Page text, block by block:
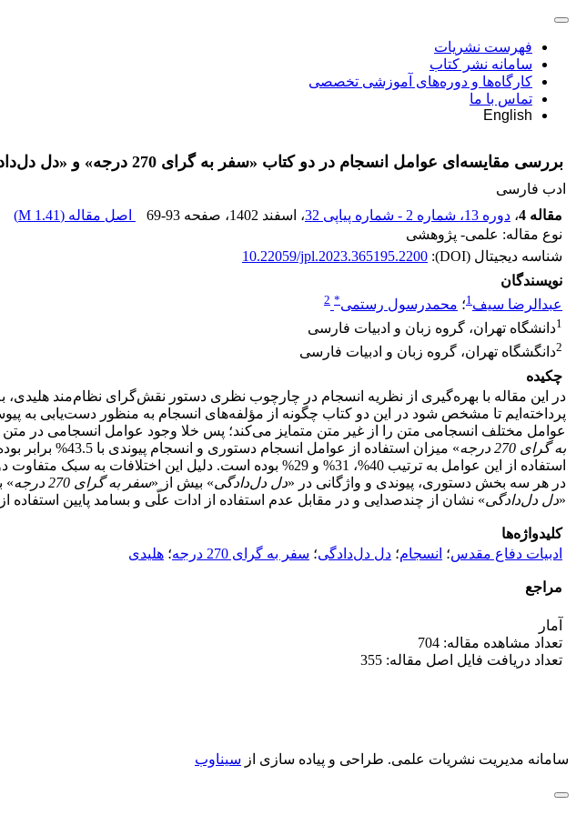
فهرست نشریات
سامانه نشر کتاب
کارگاه‌ها و دوره‌های آموزشی تخصصی
تماس با ما
English
بررسی مقایسه‌ای عوامل انسجام در دو کتاب «سفر به گرای 270 درجه» و «دل دل‌دادگی»
ادب فارسی
مقاله 4
، دوره 13، شماره 2 - شماره پیاپی 32 ، اسفند 1402 ، صفحه 69-93 اصل مقاله (1.41 M
)
نوع مقاله: علمی- پژوهشی
شناسه دیجیتال (DOI):
10.22059/jpl.2023.365195.2200
نویسندگان
عبدالرضا سیف1؛ محمدرسول رستمی*
2
1دانشگاه تهران، گروه زبان و ادبیات فارسی
2دانگشگاه تهران، گروه زبان و ادبیات فارسی
چکیده
در این مقاله با بهره‌گیری از نظریه انسجام در چارچوب نظری دستور نقش‌گرای نظام‌مند
پرداخته‌ایم تا مشخص شود در این دو کتاب چگونه از مؤلفه‌های انسجام به منظور دست‌یابی به
عوامل مختلف انسجامی متن را از غیر متن متمایز می‌کند؛ پس خلا وجود عوامل انسجامی در
به گرای 270 درجه
» میزان استفاده از عوامل انسجام دستوری و انسجام پیوندی با 43.5% برابر بوده و در مرتبه بعدی 13% نیز از عوامل انسجام واژگانی استفاده شده است در حالی‌که در «
استفاده از این عوامل به ترتیب 40%، 31% و 29% بوده است.
در هر سه بخش دستوری، پیوندی و واژگانی در «دل دل‌دادگی» بیش از «سفر به گرای 270 درجه
»
«دل دل‌دادگی» نشان از چندصدایی و در مقابل عدم استفاده از ادات علّی و بسامد پایین استفاده از
کلیدواژه‌ها
ادبیات دفاع مقدس؛ انسجام؛ دل دل‌دادگی؛ سفر به گرای 270 درجه ؛ هلیدی
مراجع
آمار
تعداد مشاهده مقاله: 704
تعداد دریافت فایل اصل مقاله: 355
سامانه مدیریت نشریات علمی. طراحی و پیاده سازی از سیناوب